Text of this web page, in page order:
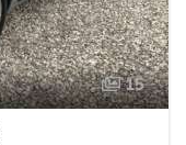
15